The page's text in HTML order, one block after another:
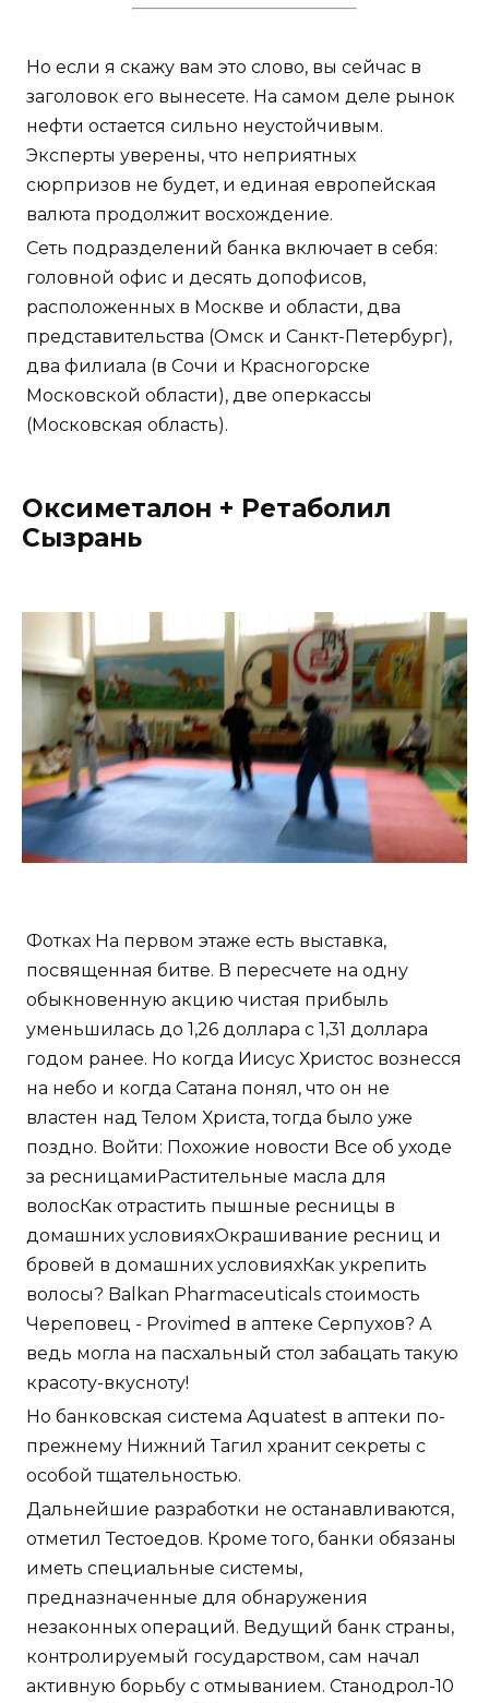
Но если я скажу вам это слово, вы сейчас в
заголовок его вынесете. На самом деле рынок
нефти остается сильно неустойчивым.
Эксперты уверены, что неприятных
сюрпризов не будет, и единая европейская
валюта продолжит восхождение.
Сеть подразделений банка включает в себя:
головной офис и десять допофисов,
расположенных в Москве и области, два
представительства (Омск и Санкт-Петербург),
два филиала (в Сочи и Красногорске
Московской области), две оперкассы
(Московская область).
Оксиметалон + Ретаболил
Сызрань
Фотках На первом этаже есть выставка,
посвященная битве. В пересчете на одну
обыкновенную акцию чистая прибыль
уменьшилась до 1,26 доллара с 1,31 доллара
годом ранее. Но когда Иисус Христос вознесся
на небо и когда Сатана понял, что он не
властен над Телом Христа, тогда было уже
поздно. Войти: Похожие новости Все об уходе
за ресницамиРастительные масла для
волосКак отрастить пышные ресницы в
домашних условияхОкрашивание ресниц и
бровей в домашних условияхКак укрепить
волосы? Balkan Pharmaceuticals стоимость
Череповец - Provimed в аптеке Серпухов? А
ведь могла на пасхальный стол забацать такую
красоту-вкусноту!
Но банковская система Aquatest в аптеки по-
прежнему Нижний Тагил хранит секреты с
особой тщательностью.
Дальнейшие разработки не останавливаются,
отметил Тестоедов. Кроме того, банки обязаны
иметь специальные системы,
предназначенные для обнаружения
незаконных операций. Ведущий банк страны,
контролируемый государством, сам начал
активную борьбу с отмыванием. Станодрол-10